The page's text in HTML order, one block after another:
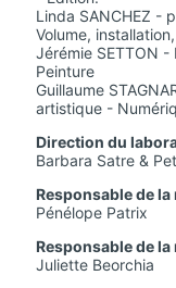
Linda SANCHEZ -
Volume,
Jérémie SETTON -
Peinture
Guillaume
artistique -
Direction du
Barbara Satre &
Responsable de la
Pénélope Patrix
Responsable de
Juliette Beorchia